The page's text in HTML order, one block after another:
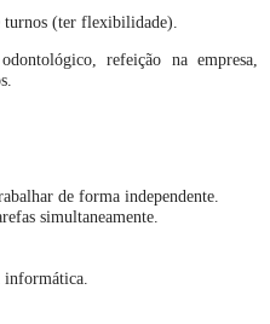
turnos (ter flexibilidade).
refeição na empresa,
de forma independente.
simultaneamente.